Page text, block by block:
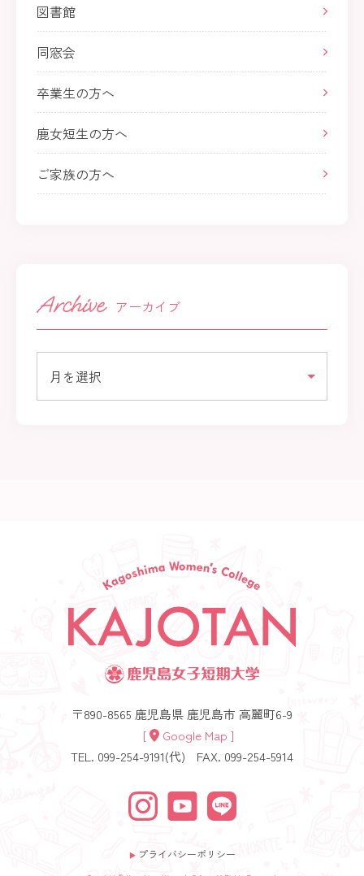
図書館
同窓会
卒業生の方へ
鹿女短生の方へ
ご家族の方へ
アーカイブ
〒890-8565 鹿児島県 鹿児島市 高麗町6-9
[
Google Map ]
TEL. 099-254-9191(代)
FAX. 099-254-5914
▶︎プライバシーポリシー